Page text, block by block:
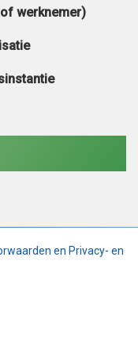
werknemer)
en Privacy- en